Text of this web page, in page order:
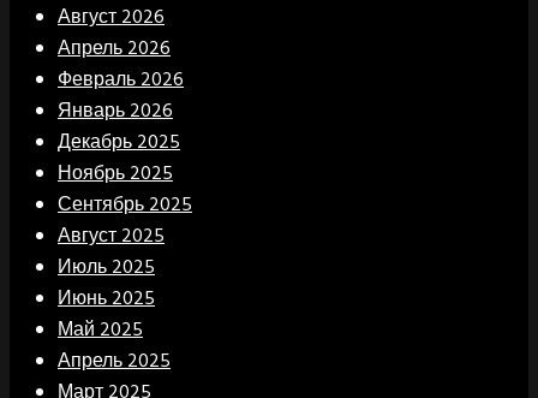
Август 2026
Апрель 2026
Февраль 2026
Январь 2026
Декабрь 2025
Ноябрь 2025
Сентябрь 2025
Август 2025
Июль 2025
Июнь 2025
Май 2025
Апрель 2025